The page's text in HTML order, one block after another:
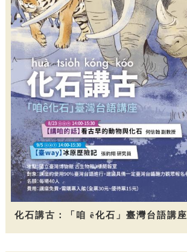
化石講古：「咱 ê化石」臺灣台語講座